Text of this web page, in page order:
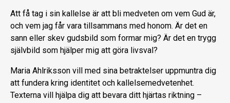
Att få tag i sin kallelse är att bli medveten om vem Gud är,
och vem jag får vara tillsammans med honom. Är det en
sann eller skev gudsbild som formar mig? Är det en trygg
självbild som hjälper mig att göra livsval?
Maria Ahlriksson vill med sina betraktelser uppmuntra dig
att fundera kring identitet och kallelsemedvetenhet.
Texterna vill hjälpa dig att bevara ditt hjärtas riktning –